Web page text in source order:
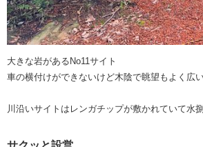
大きな岩があるNo11サイト
車の横付けができないけど木陰で眺望もよく広
川沿いサイトはレンガチップが敷かれていて水